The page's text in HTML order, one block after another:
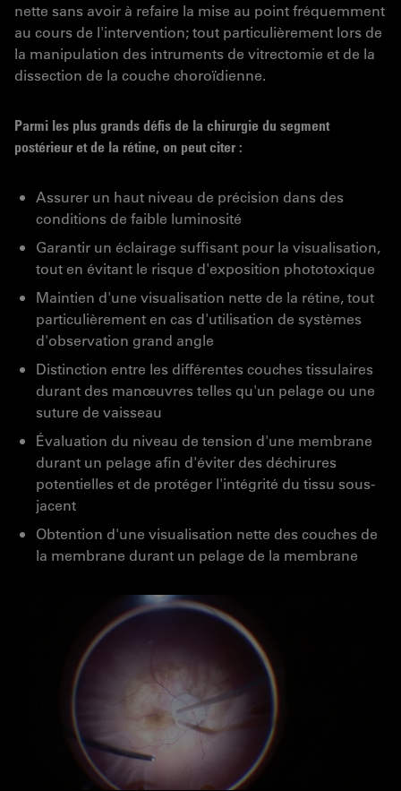
nette sans avoir à refaire la mise au point fréquemment
au cours de l'intervention; tout particulièrement lors de
la manipulation des intruments de vitrectomie et de la
dissection de la couche choroïdienne.
Parmi les plus grands défis de la chirurgie du segment
postérieur et de la rétine, on peut citer :
Assurer un haut niveau de précision dans des
conditions de faible luminosité
Garantir un éclairage suffisant pour la visualisation,
tout en évitant le risque d'exposition phototoxique
Maintien d'une visualisation nette de la rétine, tout
particulièrement en cas d'utilisation de systèmes
d'observation grand angle
Distinction entre les différentes couches tissulaires
durant des manœuvres telles qu'un pelage ou une
suture de vaisseau
Évaluation du niveau de tension d'une membrane
durant un pelage afin d'éviter des déchirures
potentielles et de protéger l'intégrité du tissu sous-
jacent
Obtention d'une visualisation nette des couches de
la membrane durant un pelage de la membrane